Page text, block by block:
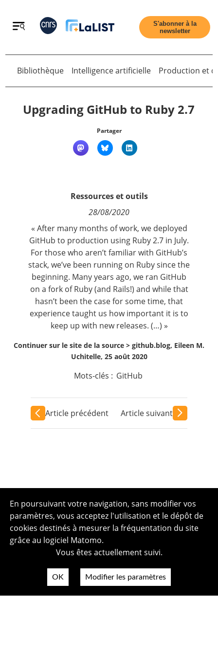
Retour
Qui sommes nous ?
Contact
Nous suivre
S'abonner à la
newsletter
Bibliothèque Intelligence artificielle Production et
Upgrading GitHub to Ruby 2.7
Partager
Ressources et outils
28/08/2020
« After many months of work, we deployed
GitHub to production using Ruby 2.7 in July.
For those who aren’t familiar with GitHub’s
stack, we’ve been running on Ruby since the
beginning. Many years ago, we ran GitHub
on a fork of Ruby (and Rails!) and while that
hasn’t been the case for some time, that
experience taught us how important it is to
keep up with new releases. (…) »
Continuer sur le site de la source > github.blog, Eileen M.
Uchitelle, 25 août 2020
Mots-clés : GitHub
Article précédent Article suivant
En poursuivant votre navigation, sans modifier vos
paramètres, vous acceptez l'utilisation et le dépôt de
cookies destinés à mesurer la fréquentation du site
grâce au logiciel Matomo.
Vous êtes actuellement suivi.
OK Modifier les paramètres